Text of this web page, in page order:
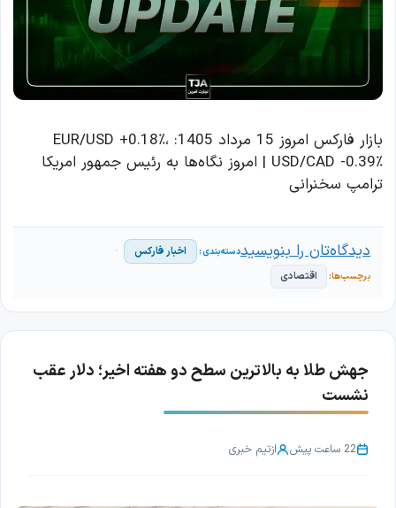
بازار فارکس امروز 15 مرداد 1405: EUR/USD +0.18٪،
USD/CAD -0.39٪ | امروز نگاه‌ها به رئیس جمهور امریکا
ترامپ سخنرانی
اخبار فارکس
اقتصادی
دیدگاه‌تان را بنویسید
جهش طلا به بالاترین سطح دو هفته اخیر؛ دلار عقب
نشست
22 ساعت پیش ازتیم خبری